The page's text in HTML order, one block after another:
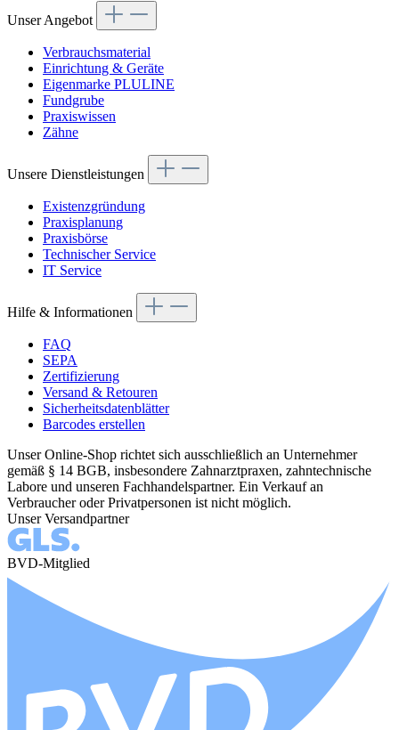
Unser Angebot
Verbrauchsmaterial
Einrichtung & Geräte
Eigenmarke PLULINE
Fundgrube
Praxiswissen
Zähne
Unsere Dienstleistungen
Existenzgründung
Praxisplanung
Praxisbörse
Technischer Service
IT Service
Hilfe & Informationen
FAQ
SEPA
Zertifizierung
Versand & Retouren
Sicherheitsdatenblätter
Barcodes erstellen
Unser Online-Shop richtet sich ausschließlich an Unternehmer
gemäß § 14 BGB, insbesondere Zahnarztpraxen, zahntechnische
Labore und unseren Fachhandelspartner. Ein Verkauf an
Verbraucher oder Privatpersonen ist nicht möglich.
Unser Versandpartner
BVD-Mitglied